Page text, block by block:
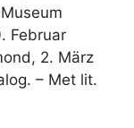
Februar
2. März
– Met lit.